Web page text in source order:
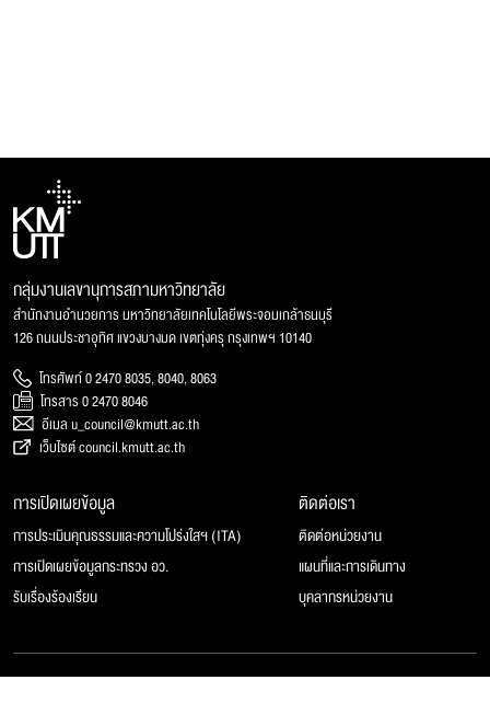
กลุ่มงานเลขานุการสภามหาวิทยาลัย
สำนักงานอำนวยการ มหาวิทยาลัยเทคโนโลยีพระจอมเกล้าธนบุรี
126 ถนนประชาอุทิศ แขวงบางมด เขตทุ่งครุ กรุงเทพฯ 10140
โทรศัพท์ 0 2470 8035, 8040, 8063
โทรสาร 0 2470 8046
อีเมล u_council@kmutt.ac.th
เว็บไซต์ council.kmutt.ac.th
การเปิดเผยข้อมูล
การประเมินคุณธรรมและความโปร่งใสฯ (ITA)
การเปิดเผยข้อมูลกระทรวง อว.
รับเรื่องร้องเรียน
ติดต่อเรา
ติดต่อหน่วยงาน
แผนที่และการเดินทาง
บุคลากรหน่วยงาน